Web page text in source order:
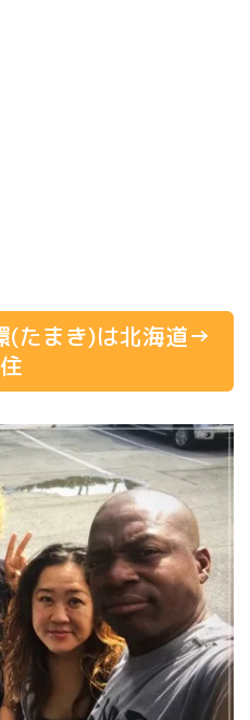
(たまき)は北海道→